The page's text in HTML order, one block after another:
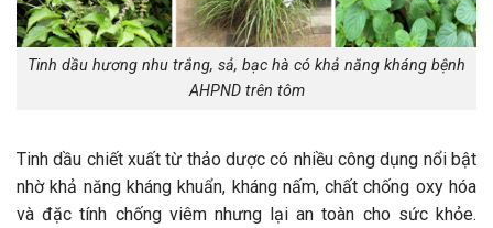
Tinh dầu hương nhu trắng, sả, bạc hà có khả năng kháng bệnh
AHPND trên tôm
Tinh dầu chiết xuất từ thảo dược có nhiều công dụng nổi bật
nhờ khả năng kháng khuẩn, kháng nấm, chất chống oxy hóa
và đặc tính chống viêm nhưng lại an toàn cho sức khỏe.